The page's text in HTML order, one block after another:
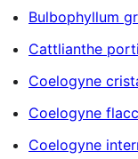
Bulbophyllum
Cattlianthe
Coelogyne
Coelogyne
Coelogyne